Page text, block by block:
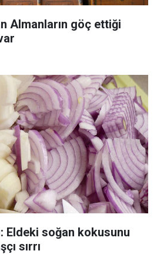
Almanların göç ettiği
Eldeki soğan kokusunu
sırrı